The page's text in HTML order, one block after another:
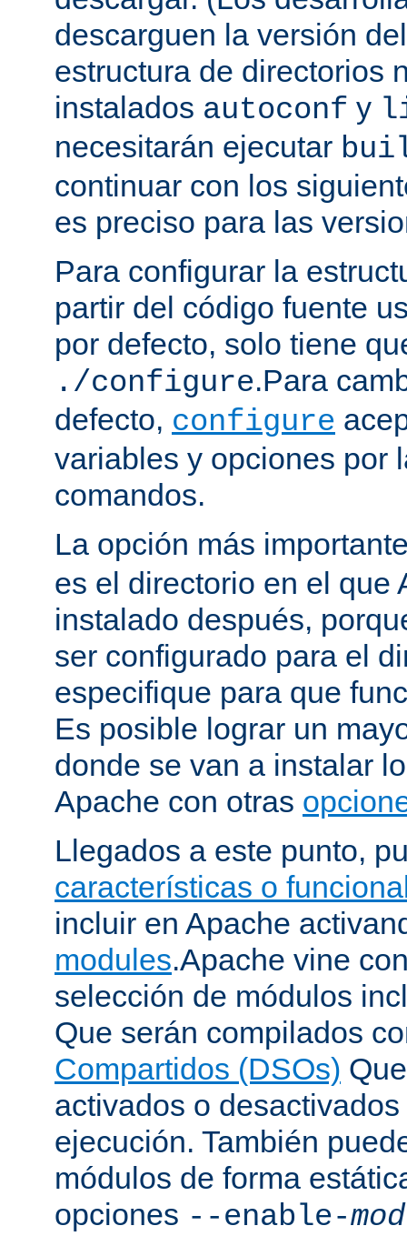
descarguen la versión
estructura de directorios
instalados autoconf y
necesitarán ejecutar
continuar con los
es preciso para las
Para configurar la
partir del código fuente
por defecto, solo tiene
./configure.Para
defecto, configure
variables y opciones por
comandos.
La opción más
es el directorio en el que
instalado después,
ser configurado para el
especifique para que
Es posible lograr un
donde se van a instalar
Apache con otras
Llegados a este punto,
características o
incluir en Apache
modules.Apache vine
selección de módulos
Que serán compilados
Compartidos (DSOs)
activados o
ejecución. También
módulos de forma
opciones --enable-